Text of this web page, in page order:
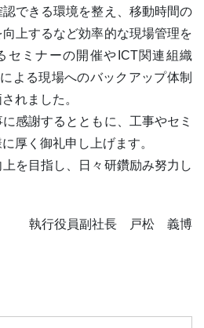
できる環境を整え、移動時間の
上するなど効率的な現場管理を
セミナーの開催やICT関連組織
よる現場へのバックアップ体制
れました。
感謝するとともに、工事やセミ
厚く御礼申し上げます。
を目指し、日々研鑽励み努力し
執行役員副社長 戸松 義博